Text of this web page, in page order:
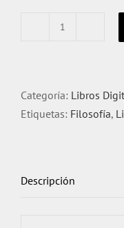
Escenas
Sobre
filosofía
cantidad
Categoría: Libros
Etiquetas: Filosofía,
Descripción